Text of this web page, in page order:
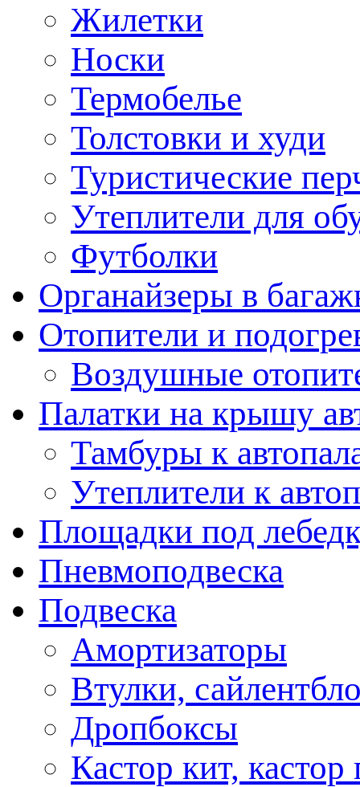
Жилетки
Носки
Термобелье
Толстовки и худи
Туристические
Утеплители для
Футболки
Органайзеры в
Отопители и
Воздушные
Палатки на крышу
Тамбуры к
Утеплители к
Площадки под
Пневмоподвеска
Подвеска
Амортизаторы
Втулки,
Дропбоксы
Кастор кит, кастор